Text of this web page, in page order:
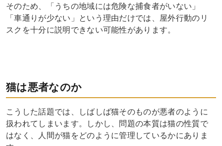
そのため、「うちの地域には危険な捕食者がいない」
「車通りが少ない」という理由だけでは、屋外行動のリ
スクを十分に説明できない可能性があります。
猫は悪者なのか
こうした話題では、しばしば猫そのものが悪者のように
扱われてしまいます。しかし、問題の本質は猫の性質で
はなく、人間が猫をどのように管理しているかにありま